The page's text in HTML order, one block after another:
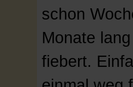
schon
Monate
fiebert.